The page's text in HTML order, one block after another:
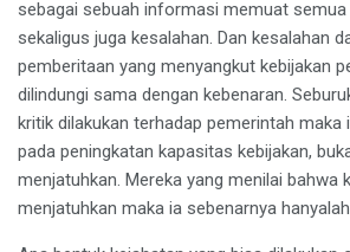
sebagai sebuah informasi memuat semua
sekaligus juga kesalahan. Dan kesalahan
pemberitaan yang menyangkut kebijakan
dilindungi sama dengan kebenaran.
kritik dilakukan terhadap pemerintah maka
pada peningkatan kapasitas kebijakan,
menjatuhkan. Mereka yang menilai bahwa
menjatuhkan maka ia sebenarnya